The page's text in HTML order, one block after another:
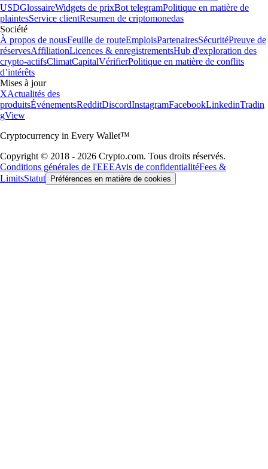
USDGlossaireWidgets de prixBot telegramPolitique en matière de
plaintesService clientResumen de criptomonedas
Société
À propos de nousFeuille de routeEmploisPartenairesSécuritéPreuve de
réservesAffiliationLicences & enregistrementsHub d'exploration des
crypto-actifsClimatCapitalVérifierPolitique en matière de conflits
d’intérêts
Mises à jour
XActualités des
produitsÉvénementsRedditDiscordInstagramFacebookLinkedinTradin
gView
Cryptocurrency in Every Wallet™
Copyright © 2018 - 2026 Crypto.com. Tous droits réservés.
Conditions générales de l'EEEAvis de confidentialitéFees &
LimitsStatut Préférences en matière de cookies